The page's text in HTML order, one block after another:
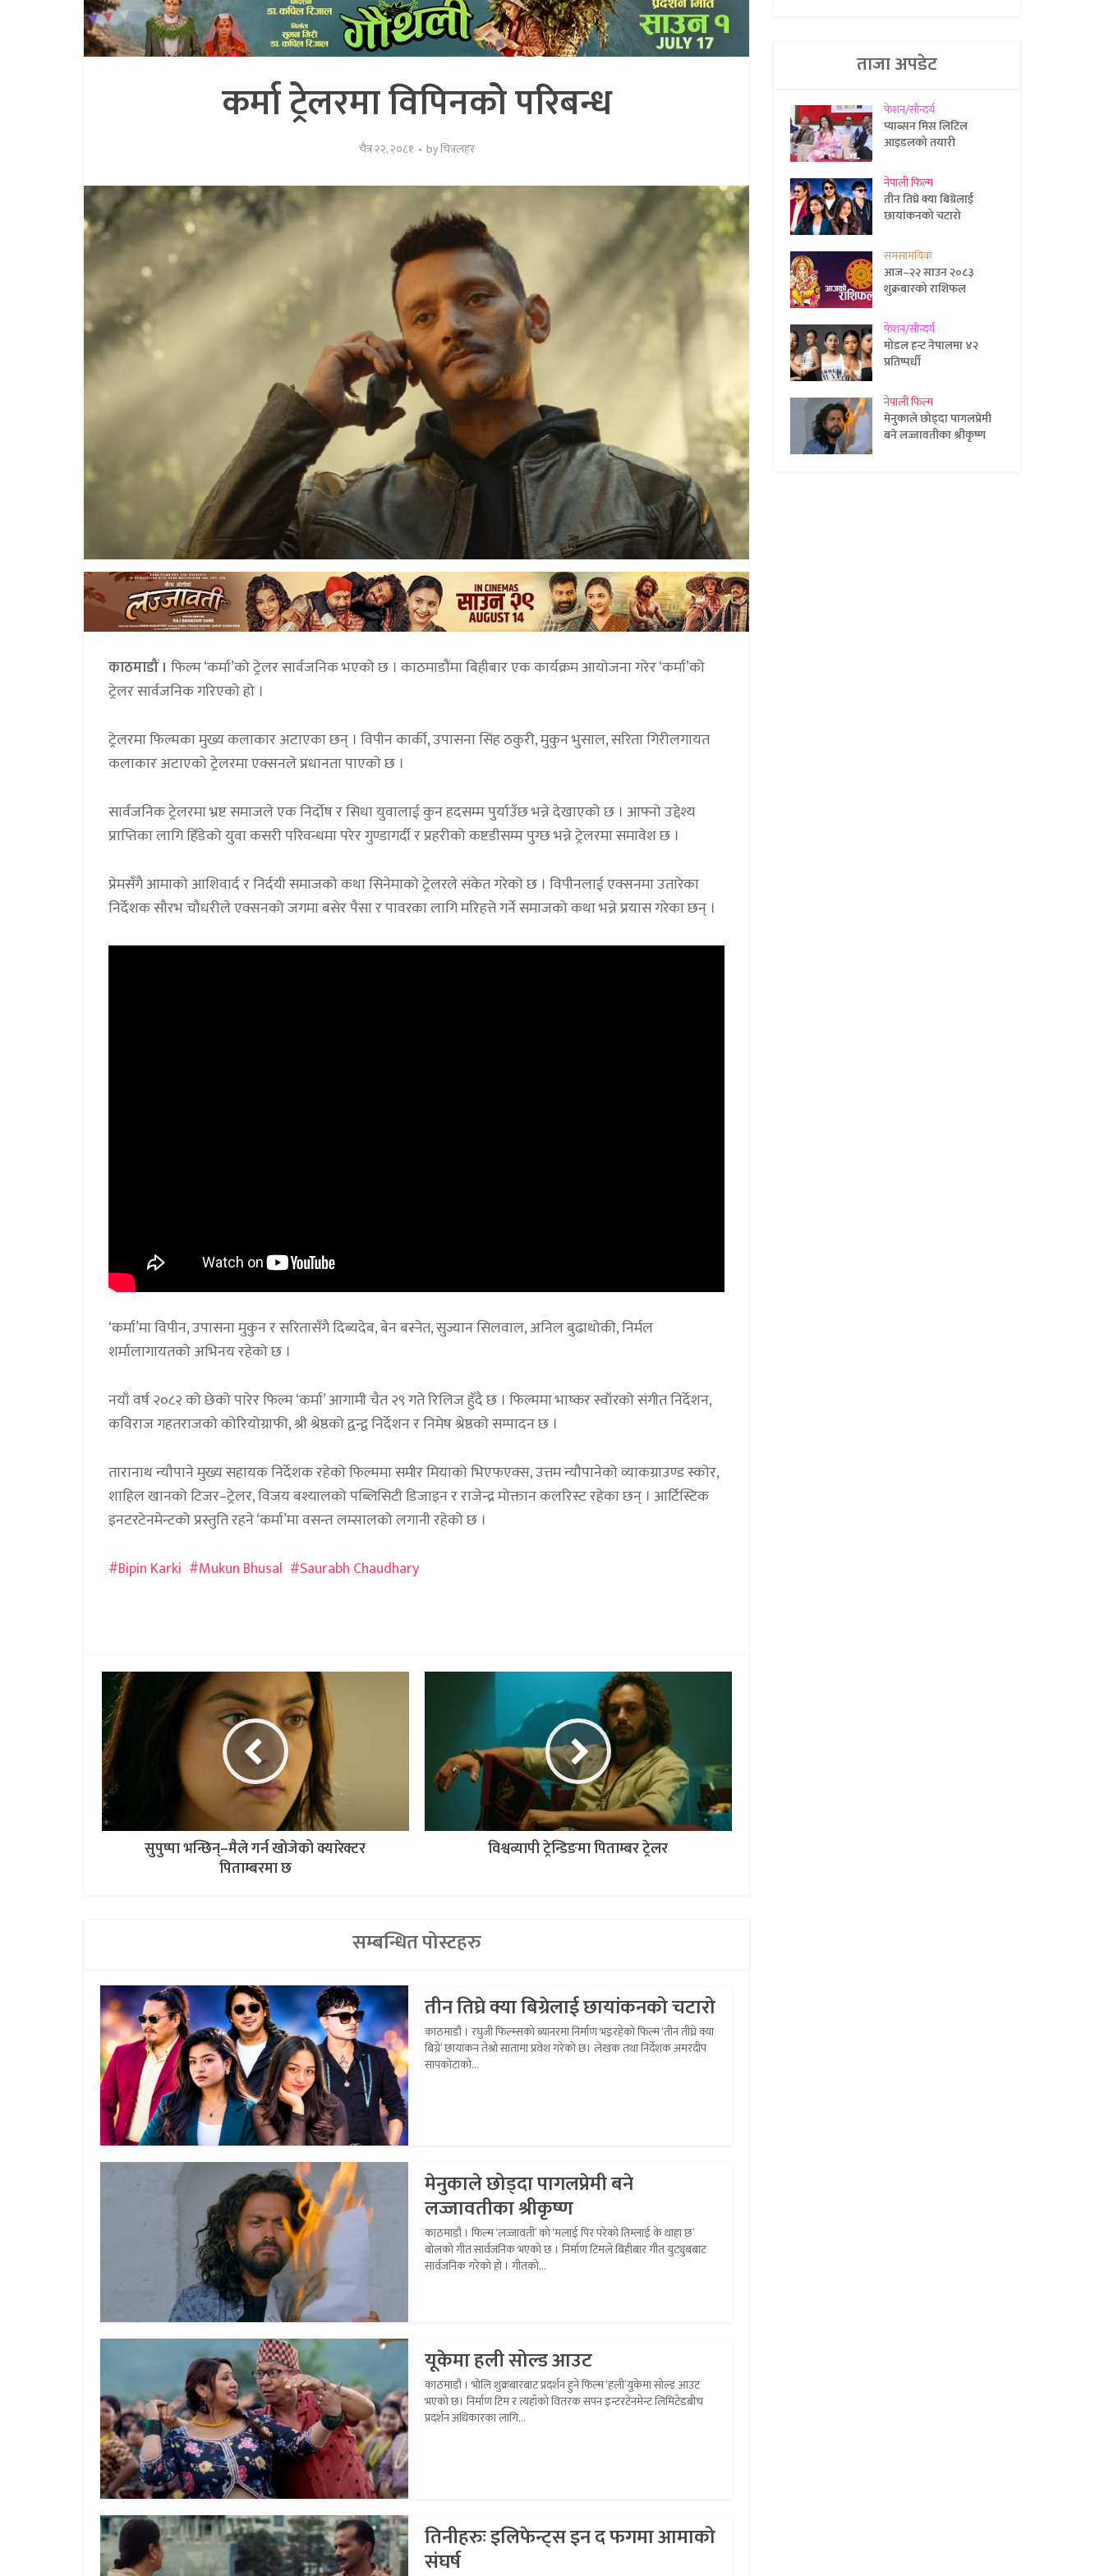
कर्मा ट्रेलरमा विपिनको परिबन्ध
चैत्र २२, २०८१ byचित्रलहर
काठमाडौं । फिल्म ‘कर्मा’को ट्रेलर सार्वजनिक भएको छ । काठमाडौंमा बिहीबार एक कार्यक्रम आयोजना गरेर ‘कर्मा’को
ट्रेलर सार्वजनिक गरिएको हो ।
ट्रेलरमा फिल्मका मुख्य कलाकार अटाएका छन् । विपीन कार्की, उपासना सिंह ठकुरी, मुकुन भुसाल, सरिता गिरीलगायत
कलाकार अटाएको ट्रेलरमा एक्सनले प्रधानता पाएको छ ।
सार्वजनिक ट्रेलरमा भ्रष्ट समाजले एक निर्दोष र सिधा युवालाई कुन हदसम्म पुर्याउँछ भन्ने देखाएको छ । आफ्नो उद्देश्य
प्राप्तिका लागि हिँडेको युवा कसरी परिवन्धमा परेर गुण्डागर्दी र प्रहरीको कष्टडीसम्म पुग्छ भन्ने ट्रेलरमा समावेश छ ।
प्रेमसँगै आमाको आशिवार्द र निर्दयी समाजको कथा सिनेमाको ट्रेलरले संकेत गरेको छ । विपीनलाई एक्सनमा उतारेका
निर्देशक सौरभ चौधरीले एक्सनको जगमा बसेर पैसा र पावरका लागि मरिहत्ते गर्ने समाजको कथा भन्ने प्रयास गरेका छन् ।
‘कर्मा’मा विपीन, उपासना मुकुन र सरितासँगै दिब्यदेब, बेन बस्नेत, सुज्यान सिलवाल, अनिल बुढाथोकी, निर्मल
शर्मालागायतको अभिनय रहेको छ ।
नयाँ वर्ष २०८२ को छेको पारेर फिल्म ‘कर्मा’ आगामी चैत २९ गते रिलिज हुँदै छ । फिल्ममा भाष्कर स्वाँरको संगीत निर्देशन,
कविराज गहतराजको कोरियोग्राफी, श्री श्रेष्ठको द्वन्द्व निर्देशन र निमेष श्रेष्ठको सम्पादन छ ।
तारानाथ न्यौपाने मुख्य सहायक निर्देशक रहेको फिल्ममा समीर मियाको भिएफएक्स, उत्तम न्यौपानेको व्याकग्राउण्ड स्कोर,
शाहिल खानको टिजर–ट्रेलर, विजय बश्यालको पब्लिसिटी डिजाइन र राजेन्द्र मोक्तान कलरिस्ट रहेका छन् । आर्टिस्टिक
इनटरटेनमेन्टको प्रस्तुति रहने ‘कर्मा’मा वसन्त लम्सालको लगानी रहेको छ ।
Bipin Karki
Mukun Bhusal Saurabh Chaudhary
सुपुष्पा भन्छिन्–मैले गर्न खोजेको क्यारेक्टर
पिताम्बरमा छ
विश्वव्यापी ट्रेन्डिङमा पिताम्बर ट्रेलर
सम्बन्धित पोस्टहरु
तीन तिघ्रे क्या बिग्रेलाई छायांकनको चटारो
काठमाडौं । रघुजी फिल्म्सको ब्यानरमा निर्माण भइरहेको फिल्म ‘तीन तीघ्रे क्या
बिग्रे’ छायांकन तेश्रो सातामा प्रवेश गरेको छ। लेखक तथा निर्देशक अमरदीप
सापकोटाको...
मेनुकाले छोड्दा पागलप्रेमी बने
लज्जावतीका श्रीकृष्ण
काठमाडौं । फिल्म ‘लज्जावती’ को ‘मलाई पिर परेको तिम्लाई के थाहा छ’
बोलको गीत सार्वजनिक भएको छ । निर्माण टिमले बिहीबार गीत युट्युबबाट
सार्वजनिक गरेको हो । गीतको...
यूकेमा हली सोल्ड आउट
काठमाडौं । भोलि शुक्रबारबाट प्रदर्शन हुने फिल्म ‘हली’युकेमा सोल्ड आउट
भएको छ। निर्माण टिम र त्यहाँको वितरक सपन इन्टरटेनमेन्ट लिमिटेडबीच
प्रदर्शन अधिकारका लागि...
तिनीहरुः इलिफेन्ट्स इन द फगमा आमाको
संघर्ष
ताजा अपडेट
फेशन/सौन्दर्य
प्याब्सन मिस लिटिल
आइडलको तयारी
नेपाली फिल्म
तीन तिघ्रे क्या बिग्रेलाई
छायांकनको चटारो
समसामयिक
आज–२२ साउन २०८३
शुक्रबारको राशिफल
फेशन/सौन्दर्य
मोडल हन्ट नेपालमा ४२
प्रतिष्पर्धी
नेपाली फिल्म
मेनुकाले छोड्दा पागलप्रेमी
बने लज्जावतीका श्रीकृष्ण